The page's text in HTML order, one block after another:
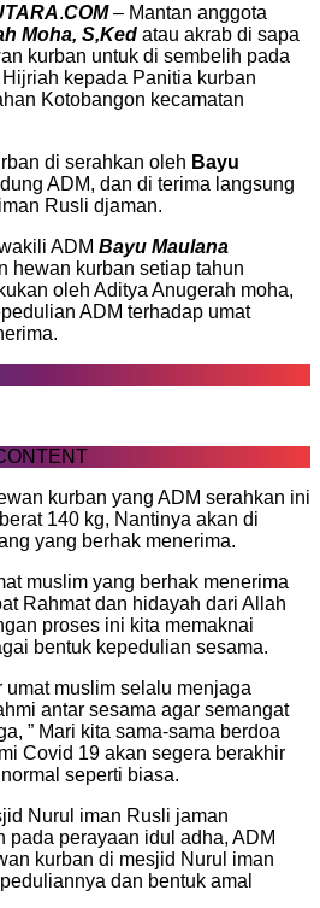
.COM– Mantan anggota
Moha, S,Ked atau akrab di sapa
kurban untuk di sembelih pada
kepada Panitia kurban
Kotobangon kecamatan
di serahkan oleh Bayu
ADM, dan di terima langsung
Rusli djaman.
ADM Bayu Maulana
hewan kurban setiap tahun
oleh Aditya Anugerah moha,
ADM terhadap umat
kurban yang ADM serahkan ini
140 kg, Nantinya akan di
yang berhak menerima.
muslim yang berhak menerima
Rahmat dan hidayah dari Allah
proses ini kita memaknai
bentuk kepedulian sesama.
umat muslim selalu menjaga
antar sesama agar semangat
” Mari kita sama-sama berdoa
Covid 19 akan segera berakhir
seperti biasa.
Nurul iman Rusli jaman
pada perayaan idul adha, ADM
kurban di mesjid Nurul iman
dan bentuk amal